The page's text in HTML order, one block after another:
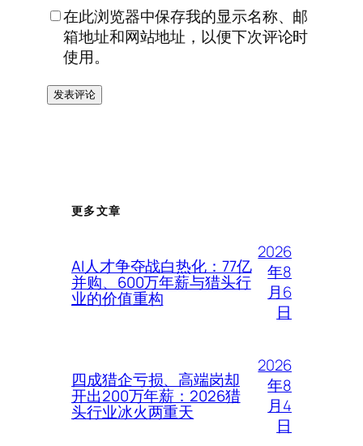
在此浏览器中保存我的显示名称、邮
箱地址和网站地址，以便下次评论时
使用。
更多文章
AI人才争夺战白热化：77亿
并购、600万年薪与猎头行
业的价值重构
2026
年8
月6
日
四成猎企亏损、高端岗却
开出200万年薪：2026猎
头行业冰火两重天
2026
年8
月4
日